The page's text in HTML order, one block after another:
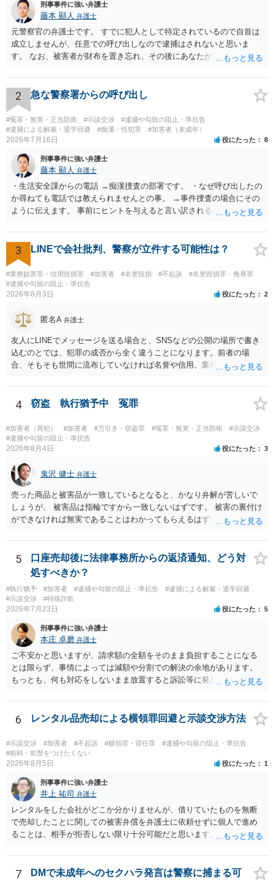
刑事事件に強い弁護士
藤本 顯人 弁護士
元警察官の弁護士です。 すでに犯人として特定されているので自首は
成立しませんが、任意での呼び出しなので逮捕はされないと思いま
す。 なお、被害者が財布を置き忘れ、その後にあなたがトイレに入
と言い逃れはかなり厳しいものと思います。
2 急な警察署からの呼び出し
#冤罪・無実・正当防衛 #示談交渉
#逮捕や勾留の阻止・準抗告
#逮捕による解雇・退学回避
#痴漢・性犯罪 #加害者（未成年）
2026年7月16日 役にたった 8
刑事事件に強い弁護士
藤本 顯人 弁護士
・生活安全課からの電話 →痴漢捜査の部署です。 ・なぜ呼び出したの
か尋ねても電話では教えられませんとの事。 →事件捜査の場合にその
ように伝えます。 事前にヒントを与えると言い訳されるからです。 ・
たり →やはり痴漢として疑われているのでは。 そもそも痴漢をやって
ないのであれば、何も疑われる筋合いは無いわけですし狼狽える必要
はないですね。
3 LINEで会社批判、警察が立件する可能性は？
#業務妨害罪・信用毀損罪 #加害者 #名誉毀損 #不起訴
#名誉毀損罪・侮辱罪
#逮捕や勾留の阻止・準抗告
2026年8月3日 役にたった 2
匿名A 弁護士
友人にLINEでメッセージを送る場合と、SNSなどの公開の場所で書き
込むのとでは、犯罪の成否から全く違うことになります。前者の場
合、そもそも世間に流布していなければ名誉や信用、業務にかかる犯
4 窃盗 執行猶予中 冤罪
#加害者（再犯） #加害者 #万引き・窃盗罪 #冤罪・無実・正当防衛
#示談交渉
#逮捕や勾留の阻止・準抗告
2026年8月4日 役にたった 3
鬼沢 健士 弁護士
売った商品と被害品が一致しているとなると、かなり弁解が苦しいで
しょうが、 被害品は指輪ですから一致しないはずです。 被害の裏付け
ができなければ無実であることはわかってもらえるはずです。
5
口座売却後に法律事務所からの返済通知、どう対
処すべきか？
#執行猶予 #加害者 #逮捕や勾留の阻止・準抗告
#逮捕による解雇・退学回避
#示談交渉
#特殊詐欺
2026年7月23日 役にたった 5
刑事事件に強い弁護士
本庄 卓磨 弁護士
ご不安かと思いますが、請求額の全額をそのまま負担することになる
とは限らず、事情によっては減額や分割での解決の余地があります。
もっとも、何も対応をしないまま放置すると訴訟等に発展してしまう
めします。
6 レンタル品売却による横領罪回避と示談交渉方法
#示談交渉 #加害者 #不起訴 #横領罪・背任罪
#逮捕や勾留の阻止・準抗告
#前科・前歴をつけたくない
2026年8月5日 役にたった 1
刑事事件に強い弁護士
井上 祐司 弁護士
レンタルをした会社がどこか分かりませんが、借りていたものを無断
で売却したことに関しての被害弁償を弁護士に依頼せずに個人で進め
ることは、相手が拒否しない限り十分可能だと思います。 見積を出し
か）、弁護士に法律相談において助言をもらえば足りるでしょう。
7
DMで未成年へのセクハラ発言は警察に捕まる可